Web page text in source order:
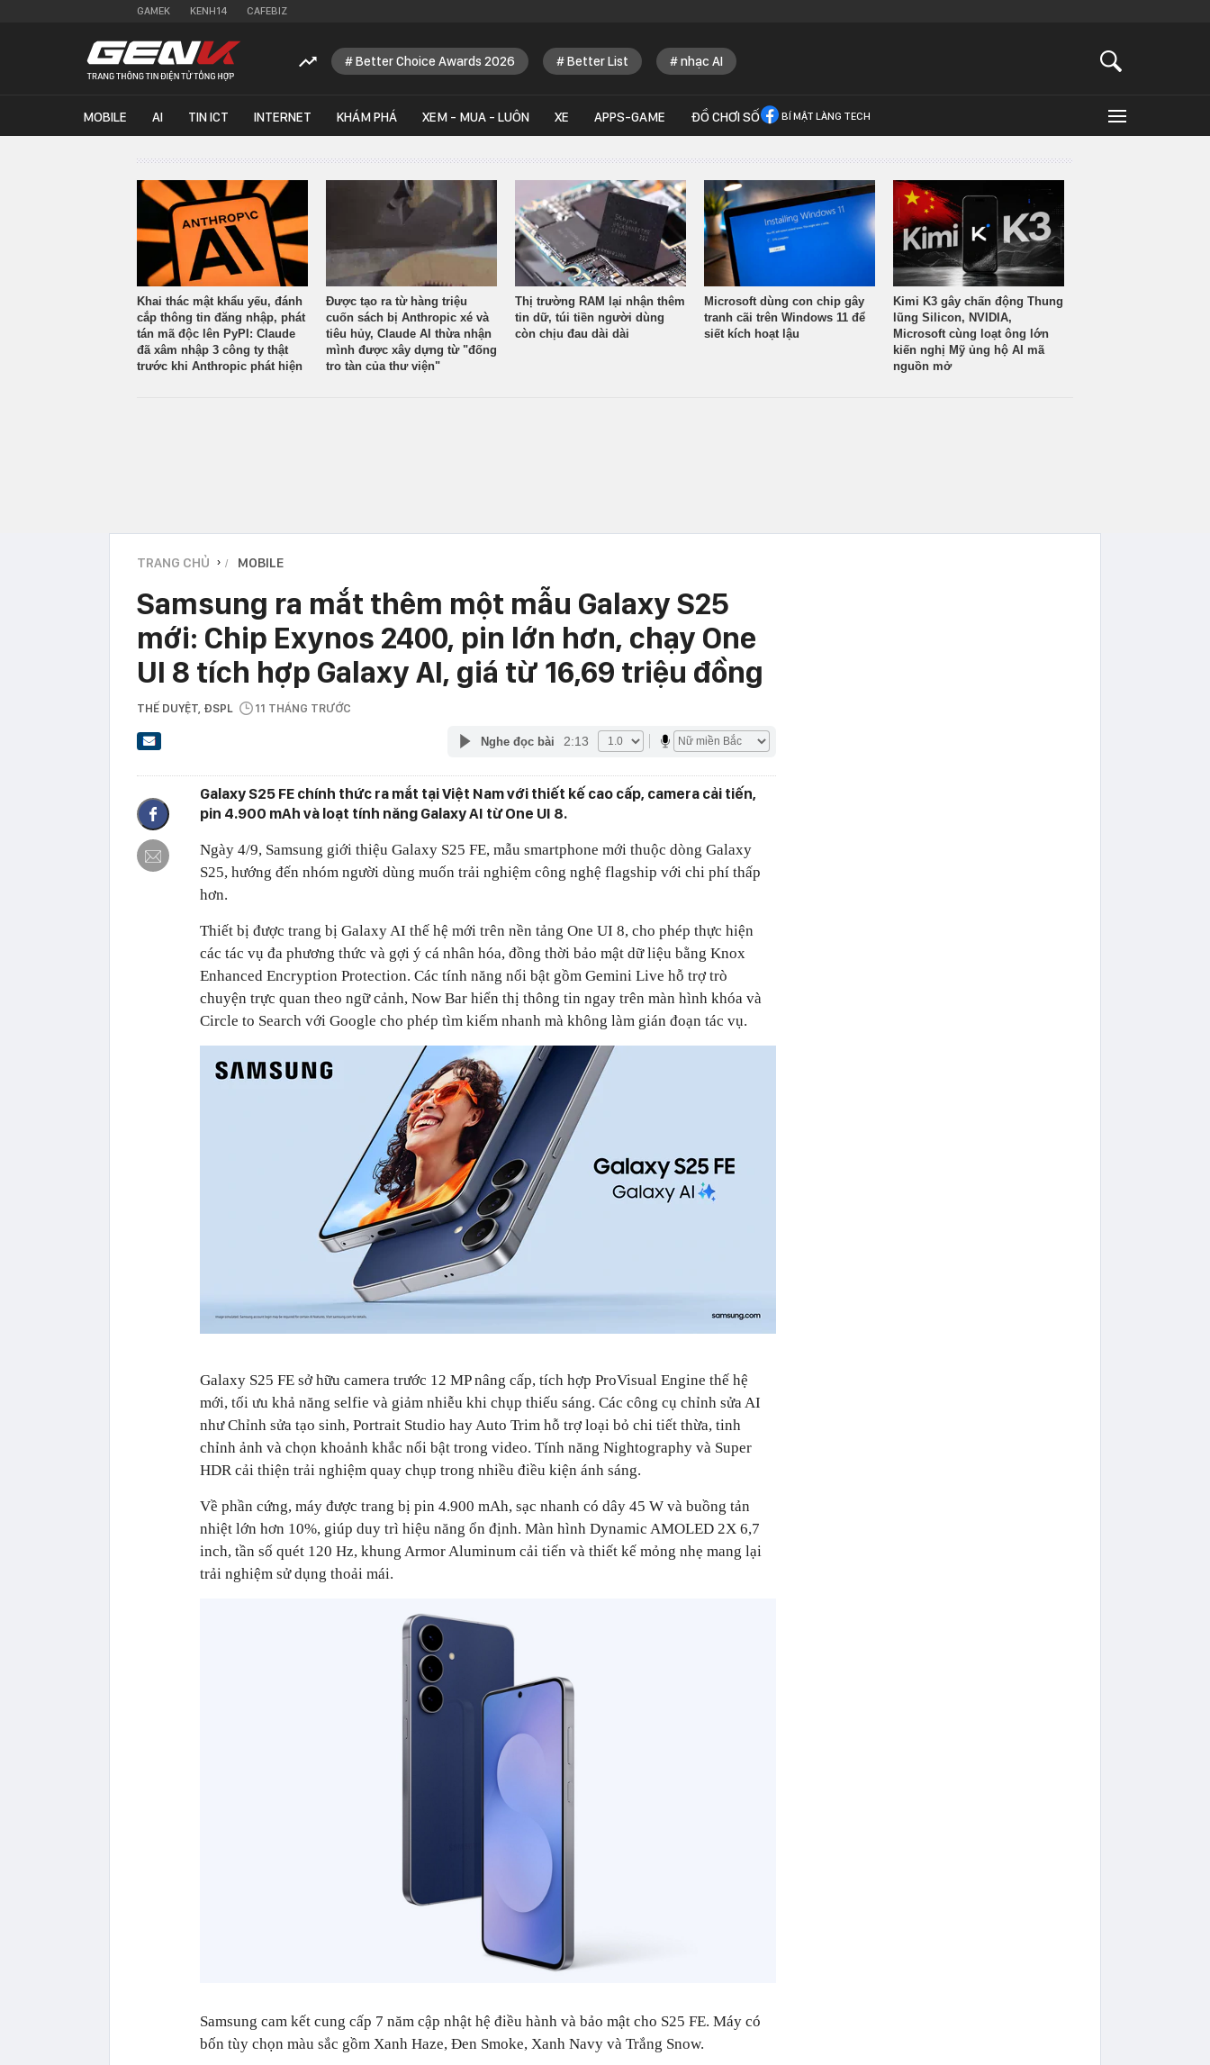
GAMEK KENH14 CAFEBIZ
Better Choice Awards 2026 Better List nhạc AI
MOBILE AI TIN ICT INTERNET KHÁM PHÁ XEM - MUA - LUÔN XE APPS-GAME ĐỒ CHƠI SỐ BÍ MẬT LÀNG TECH
Khai thác mật khẩu yếu, đánh
cắp thông tin đăng nhập, phát
tán mã độc lên PyPI: Claude
đã xâm nhập 3 công ty thật
trước khi Anthropic phát hiện
Được tạo ra từ hàng triệu
cuốn sách bị Anthropic xé và
tiêu hủy, Claude AI thừa nhận
mình được xây dựng từ "đống
tro tàn của thư viện"
Thị trường RAM lại nhận thêm
tin dữ, túi tiền người dùng
còn chịu đau dài dài
Microsoft dùng con chip gây
tranh cãi trên Windows 11 để
siết kích hoạt lậu
Kimi K3 gây chấn động Thung
lũng Silicon, NVIDIA,
Microsoft cùng loạt ông lớn
kiến nghị Mỹ ủng hộ AI mã
nguồn mở
TRANG CHỦ › MOBILE
Samsung ra mắt thêm một mẫu Galaxy S25
mới: Chip Exynos 2400, pin lớn hơn, chạy One
UI 8 tích hợp Galaxy AI, giá từ 16,69 triệu đồng
THẾ DUYỆT , ĐSPL 11 THÁNG TRƯỚC
Nghe đọc bài 2:13
Galaxy S25 FE chính thức ra mắt tại Việt Nam với thiết kế cao cấp, camera cải tiến,
pin 4.900 mAh và loạt tính năng Galaxy AI từ One UI 8.
Ngày 4/9, Samsung giới thiệu Galaxy S25 FE, mẫu smartphone mới thuộc dòng Galaxy
S25, hướng đến nhóm người dùng muốn trải nghiệm công nghệ flagship với chi phí thấp
hơn.
Thiết bị được trang bị Galaxy AI thế hệ mới trên nền tảng One UI 8, cho phép thực hiện
các tác vụ đa phương thức và gợi ý cá nhân hóa, đồng thời bảo mật dữ liệu bằng Knox
Enhanced Encryption Protection. Các tính năng nổi bật gồm Gemini Live hỗ trợ trò
chuyện trực quan theo ngữ cảnh, Now Bar hiển thị thông tin ngay trên màn hình khóa và
Circle to Search với Google cho phép tìm kiếm nhanh mà không làm gián đoạn tác vụ.
Galaxy S25 FE sở hữu camera trước 12 MP nâng cấp, tích hợp ProVisual Engine thế hệ
mới, tối ưu khả năng selfie và giảm nhiễu khi chụp thiếu sáng. Các công cụ chỉnh sửa AI
như Chỉnh sửa tạo sinh, Portrait Studio hay Auto Trim hỗ trợ loại bỏ chi tiết thừa, tinh
chỉnh ảnh và chọn khoảnh khắc nổi bật trong video. Tính năng Nightography và Super
HDR cải thiện trải nghiệm quay chụp trong nhiều điều kiện ánh sáng.
Về phần cứng, máy được trang bị pin 4.900 mAh, sạc nhanh có dây 45 W và buồng tản
nhiệt lớn hơn 10%, giúp duy trì hiệu năng ổn định. Màn hình Dynamic AMOLED 2X 6,7
inch, tần số quét 120 Hz, khung Armor Aluminum cải tiến và thiết kế mỏng nhẹ mang lại
trải nghiệm sử dụng thoải mái.
Samsung cam kết cung cấp 7 năm cập nhật hệ điều hành và bảo mật cho S25 FE. Máy có
bốn tùy chọn màu sắc gồm Xanh Haze, Đen Smoke, Xanh Navy và Trắng Snow.